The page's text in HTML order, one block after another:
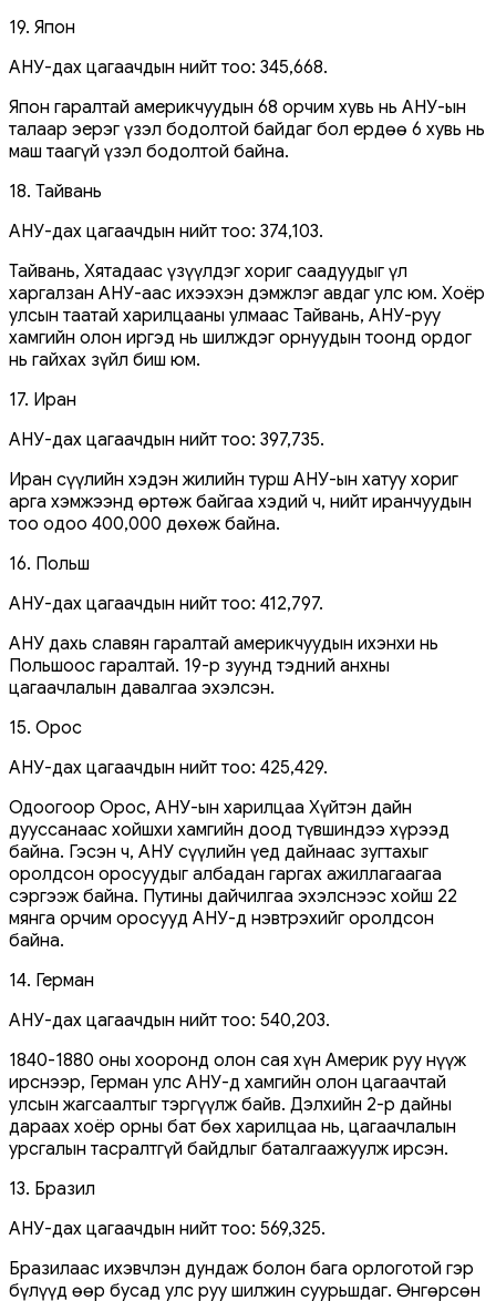
19. Япон
АНУ-дах цагаачдын нийт тоо: 345,668.
Япон гаралтай америкчуудын 68 орчим хувь нь АНУ-ын
талаар эерэг үзэл бодолтой байдаг бол ердөө 6 хувь нь
маш таагүй үзэл бодолтой байна.
18. Тайвань
АНУ-дах цагаачдын нийт тоо: 374,103.
Тайвань, Хятадаас үзүүлдэг хориг саадуудыг үл
харгалзан АНУ-аас ихээхэн дэмжлэг авдаг улс юм. Хоёр
улсын таатай харилцааны улмаас Тайвань, АНУ-руу
хамгийн олон иргэд нь шилждэг орнуудын тоонд ордог
нь гайхах зүйл биш юм.
17. Иран
АНУ-дах цагаачдын нийт тоо: 397,735.
Иран сүүлийн хэдэн жилийн турш АНУ-ын хатуу хориг
арга хэмжээнд өртөж байгаа хэдий ч, нийт иранчуудын
тоо одоо 400,000 дөхөж байна.
16. Польш
АНУ-дах цагаачдын нийт тоо: 412,797.
АНУ дахь славян гаралтай америкчуудын ихэнхи нь
Польшоос гаралтай. 19-р зуунд тэдний анхны
цагаачлалын давалгаа эхэлсэн.
15. Орос
АНУ-дах цагаачдын нийт тоо: 425,429.
Одоогоор Орос, АНУ-ын харилцаа Хүйтэн дайн
дууссанаас хойшхи хамгийн доод түвшиндээ хүрээд
байна. Гэсэн ч, АНУ сүүлийн үед дайнаас зугтахыг
оролдсон оросуудыг албадан гаргах ажиллагаагаа
сэргээж байна. Путины дайчилгаа эхэлснээс хойш 22
мянга орчим оросууд АНУ-д нэвтрэхийг оролдсон
байна.
14. Герман
АНУ-дах цагаачдын нийт тоо: 540,203.
1840-1880 оны хооронд олон сая хүн Америк руу нүүж
ирснээр, Герман улс АНУ-д хамгийн олон цагаачтай
улсын жагсаалтыг тэргүүлж байв. Дэлхийн 2-р дайны
дараах хоёр орны бат бөх харилцаа нь, цагаачлалын
урсгалын тасралтгүй байдлыг баталгаажуулж ирсэн.
13. Бразил
АНУ-дах цагаачдын нийт тоо: 569,325.
Бразилаас ихэвчлэн дундаж болон бага орлоготой гэр
бүлүүд өөр бусад улс руу шилжин суурьшдаг. Өнгөрсөн